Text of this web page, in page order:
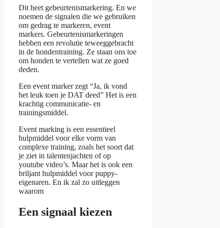
Dit heet gebeurtenismarkering. En we
noemen de signalen die we gebruiken
om gedrag te markeren, event
markers. Gebeurtenismarkeringen
hebben een revolutie teweeggebracht
in de hondentraining. Ze staan ons toe
om honden te vertellen wat ze goed
deden.
Een event marker zegt “Ja, ik vond
het leuk toen je DAT deed” Het is een
krachtig communicatie- en
trainingsmiddel.
Event marking is een essentieel
hulpmiddel voor elke vorm van
complexe training, zoals het soort dat
je ziet in talentenjachten of op
youtube video’s. Maar het is ook een
briljant hulpmiddel voor puppy-
eigenaren. En ik zal zo uitleggen
waarom
Een signaal kiezen